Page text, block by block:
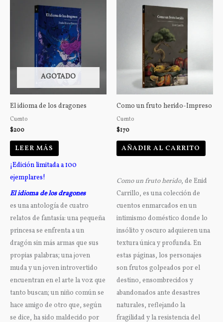
AGOTADO
El idioma de los dragones
Cuento
$200
LEER MÁS
¡Edición limitada a 100
ejemplares!
El idioma de los dragones
es una antología de cuatro
relatos de fantasía: una pequeña
princesa se enfrenta a un
dragón sin más armas que sus
propias palabras; una joven
muda y un joven introvertido
encuentran en el arte la voz que
tanto buscan; un niño común se
hace amigo de otro que, según
se dice, ha sido maldecido por
Como un fruto herido-Impreso
Cuento
$170
AÑADIR AL CARRITO
Como un fruto herido, de Enid
Carrillo, es una colección de
cuentos enmarcados en un
intimismo doméstico donde lo
insólito y oscuro adquieren una
textura única y profunda. En
estas páginas, los personajes
son frutos golpeados por el
destino, ensombrecidos y
abandonados ante desastres
naturales, reflejando la
fragilidad y la resistencia del